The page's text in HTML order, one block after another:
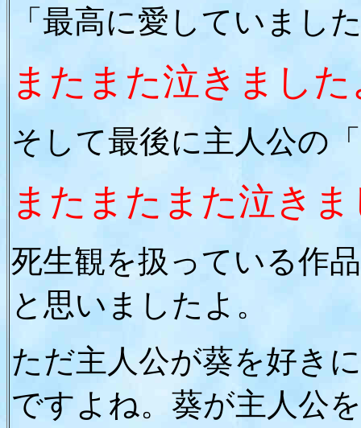
「最高に愛していま
またまた泣きまし
そして最後に主人公の
またまたまた泣き
死生観を扱っている作
と思いましたよ。
ただ主人公が葵を好き
ですよね。葵が主人公